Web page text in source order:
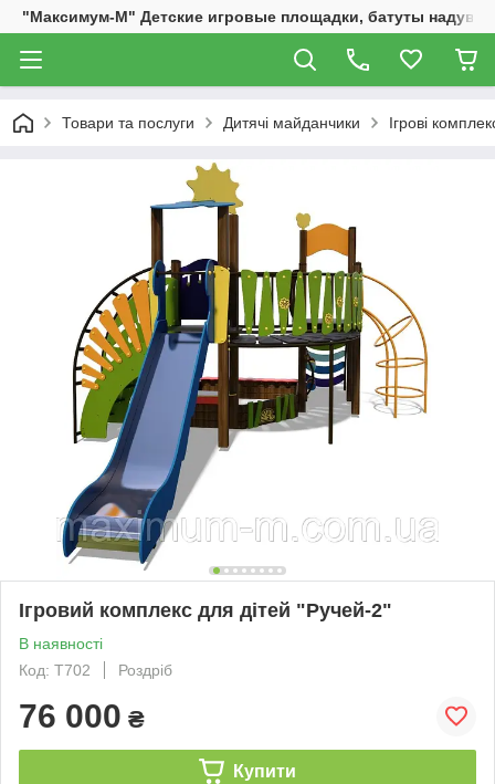
"Максимум-М" Детские игровые площадки, батуты
Товари та послуги Дитячі майданчики Ігрові
Ігровий комплекс для дітей "Ручей-2"
В наявності
Код: Т702
Роздріб
76 000 ₴
Купити